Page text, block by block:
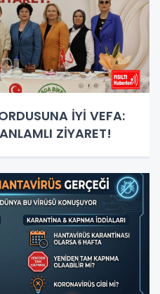
İYİ VEFA:
ZİYARET!